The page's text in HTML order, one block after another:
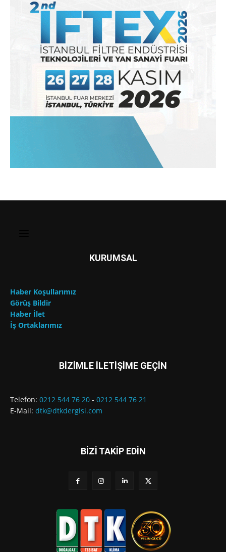
KURUMSAL
Haber Koşullarımız
Görüş Bildir
Haber İlet
İş Ortaklarımız
BİZİMLE İLETİŞİME GEÇİN
Telefon: 0212 544 76 20 - 0212 544 76 21
E-Mail: dtk@dtkdergisi.com
BİZİ TAKİP EDİN